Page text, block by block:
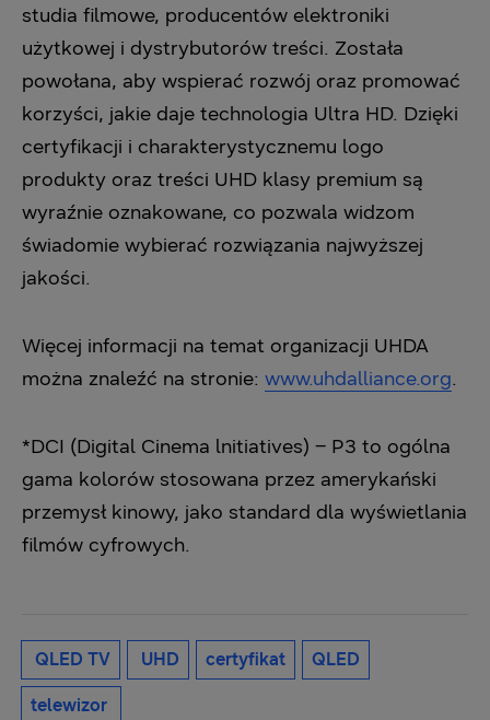
studia filmowe, producentów elektroniki
użytkowej i dystrybutorów treści. Została
powołana, aby wspierać rozwój oraz promować
korzyści, jakie daje technologia Ultra HD. Dzięki
certyfikacji i charakterystycznemu logo
produkty oraz treści UHD klasy premium są
wyraźnie oznakowane, co pozwala widzom
świadomie wybierać rozwiązania najwyższej
jakości.
Więcej informacji na temat organizacji UHDA
można znaleźć na stronie: www.uhdalliance.org.
*DCI (Digital Cinema lnitiatives) – P3 to ogólna
gama kolorów stosowana przez amerykański
przemysł kinowy, jako standard dla wyświetlania
filmów cyfrowych.
QLED TV UHD certyfikat QLED
telewizor